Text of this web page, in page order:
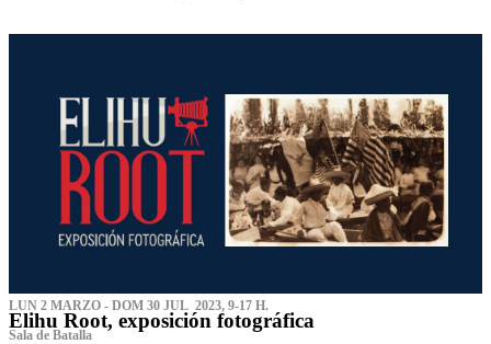
LUN 2 MARZO - DOM 30 JUL 2023, 9-17 H.
Elihu Root, exposición fotográfica
Sala de Batalla